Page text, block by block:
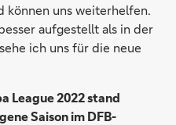
können uns weiterhelfen.
aufgestellt als in der
ich uns für die neue
League 2022 stand
Saison im DFB-